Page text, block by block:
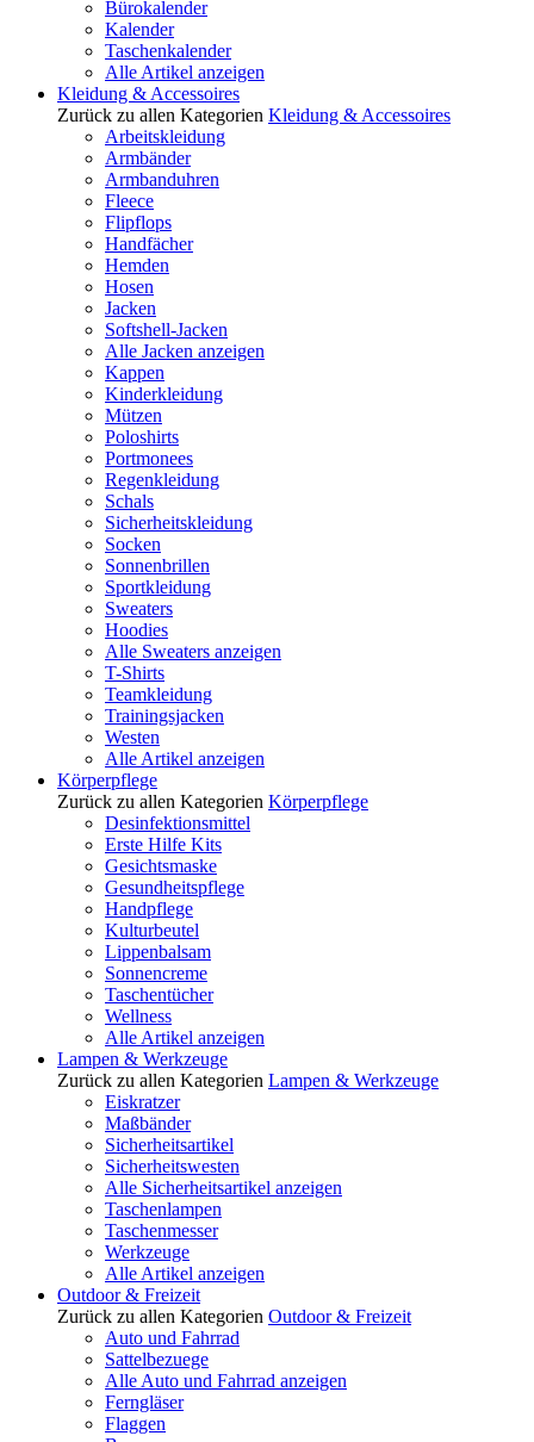
Bürokalender
Kalender
Taschenkalender
Alle Artikel anzeigen
Kleidung & Accessoires
Zurück zu allen Kategorien Kleidung & Accessoires
Arbeitskleidung
Armbänder
Armbanduhren
Fleece
Flipflops
Handfächer
Hemden
Hosen
Jacken
Softshell-Jacken
Alle Jacken anzeigen
Kappen
Kinderkleidung
Mützen
Poloshirts
Portmonees
Regenkleidung
Schals
Sicherheitskleidung
Socken
Sonnenbrillen
Sportkleidung
Sweaters
Hoodies
Alle Sweaters anzeigen
T-Shirts
Teamkleidung
Trainingsjacken
Westen
Alle Artikel anzeigen
Körperpflege
Zurück zu allen Kategorien Körperpflege
Desinfektionsmittel
Erste Hilfe Kits
Gesichtsmaske
Gesundheitspflege
Handpflege
Kulturbeutel
Lippenbalsam
Sonnencreme
Taschentücher
Wellness
Alle Artikel anzeigen
Lampen & Werkzeuge
Zurück zu allen Kategorien Lampen & Werkzeuge
Eiskratzer
Maßbänder
Sicherheitsartikel
Sicherheitswesten
Alle Sicherheitsartikel anzeigen
Taschenlampen
Taschenmesser
Werkzeuge
Alle Artikel anzeigen
Outdoor & Freizeit
Zurück zu allen Kategorien Outdoor & Freizeit
Auto und Fahrrad
Sattelbezuege
Alle Auto und Fahrrad anzeigen
Ferngläser
Flaggen